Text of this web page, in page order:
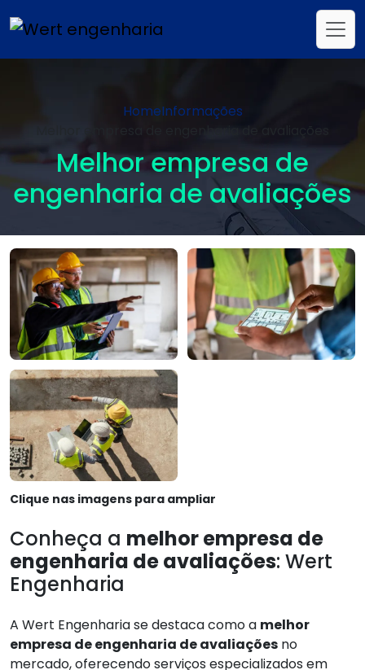
HomeInformações
Melhor empresa de
engenharia de avaliações
Clique nas imagens para ampliar
Conheça a melhor empresa de
engenharia de avaliações: Wert
Engenharia
A Wert Engenharia se destaca como a melhor
empresa de engenharia de avaliações no
mercado, oferecendo serviços especializados em